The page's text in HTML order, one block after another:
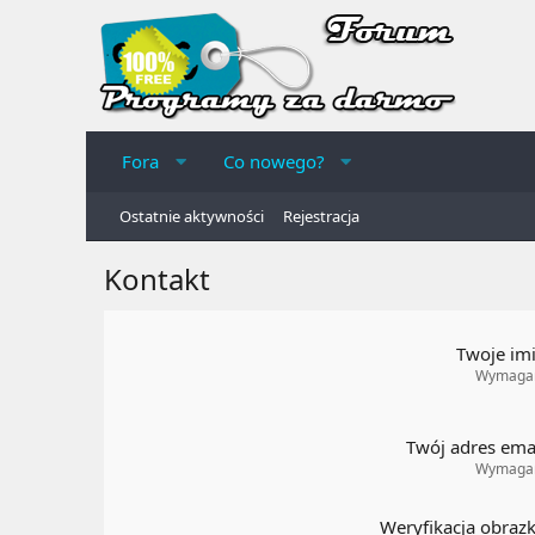
Fora Co nowego?
Ostatnie aktywności Rejestracja
Kontakt
Twoje
Twój adres
Weryfikacja